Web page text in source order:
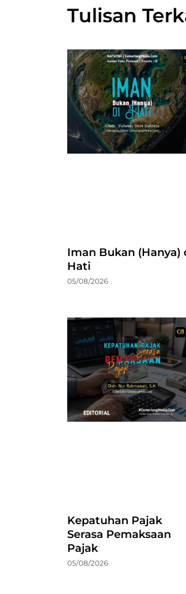
Tulisan
Iman Bukan (Hanya)
Hati
05/08/2026
Kepatuhan Pajak
Serasa Pemaksaan
Pajak
05/08/2026